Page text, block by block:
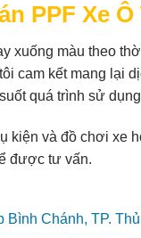
PPF Xe
xuống màu theo
cam kết mang lại
quá trình sử
được tư vấn.
Chánh, TP.